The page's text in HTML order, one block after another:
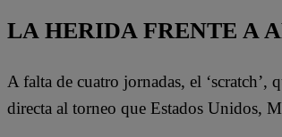
LA HERIDA FRENTE A
A falta de cuatro jornadas, el
directa al torneo que Estados Unidos,